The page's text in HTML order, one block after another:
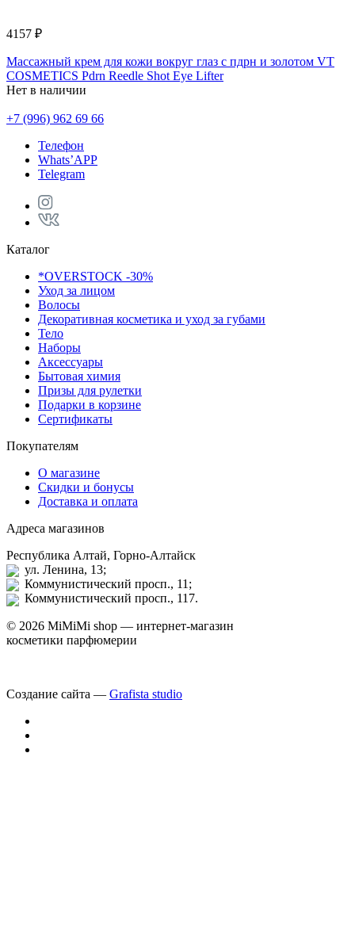
4157 ₽
Массажный крем для кожи вокруг глаз с пдрн и золотом VT
COSMETICS Pdrn Reedle Shot Eye Lifter
Нет в наличии
+7 (996) 962 69 66
Телефон
Whats’APP
Telegram
Каталог
*OVERSTOCK -30%
Уход за лицом
Волосы
Декоративная косметика и уход за губами
Тело
Наборы
Аксессуары
Бытовая химия
Призы для рулетки
Подарки в корзине
Сертификаты
Покупателям
О магазине
Скидки и бонусы
Доставка и оплата
Адреса магазинов
Республика Алтай, Горно-Алтайск
ул. Ленина, 13;
Коммунистический просп., 11;
Коммунистический просп., 117.
© 2026 MiMiMi shop — интернет-магазин
косметики парфюмерии
Создание сайта — Grafista studio